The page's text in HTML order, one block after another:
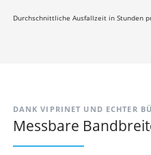
Durchschnittliche Ausfallzeit in Stunden
DANK VIPRINET UND ECHTER
Messbare